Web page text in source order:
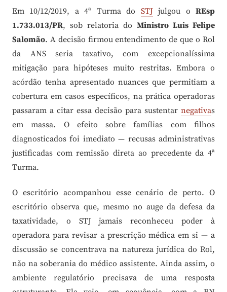
Em 10/12/2019, a 4ª Turma do STJjulgou o REsp
1.733.013/PR, sob relatoria do Ministro Luis Felipe
Salomão. A decisão firmou entendimento de que o Rol
da ANS seria taxativo, com excepcionalíssima
mitigação para hipóteses muito restritas. Embora o
acórdão tenha apresentado nuances que permitiam a
cobertura em casos específicos, na prática operadoras
passaram a citar essa decisão para sustentar negativas
em massa. O efeito sobre famílias com filhos
diagnosticados foi imediato — recusas administrativas
justificadas com remissão direta ao precedente da 4ª
Turma.
O escritório acompanhou esse cenário de perto. O
escritório observa que, mesmo no auge da defesa da
taxatividade, o STJ jamais reconheceu poder à
operadora para revisar a prescrição médica em si — a
discussão se concentrava na natureza jurídica do Rol,
não na soberania do médico assistente. Ainda assim, o
ambiente regulatório precisava de uma resposta